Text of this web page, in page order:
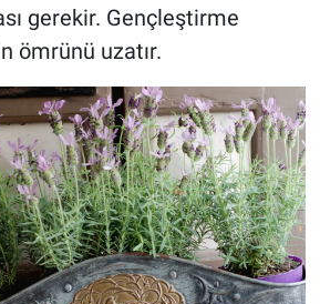
gerekir. Gençleştirme
ömrünü uzatır.